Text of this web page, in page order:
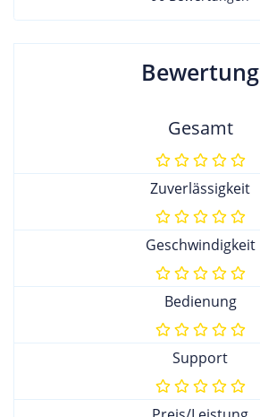
Bewertung
Gesamt
Zuverlässigkeit
Geschwindigkeit
Bedienung
Support